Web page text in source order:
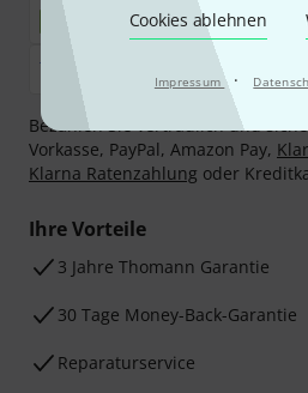
Cookies ablehnen
Impressum ·
Bezahlen Sie vertraulich und
Vorkasse, PayPal, Amazon Pay,
Klarna Ratenzahlung oder
Ihre Vorteile
3 Jahre Thomann Garantie
30 Tage Money-Back-Garantie
Reparaturservice